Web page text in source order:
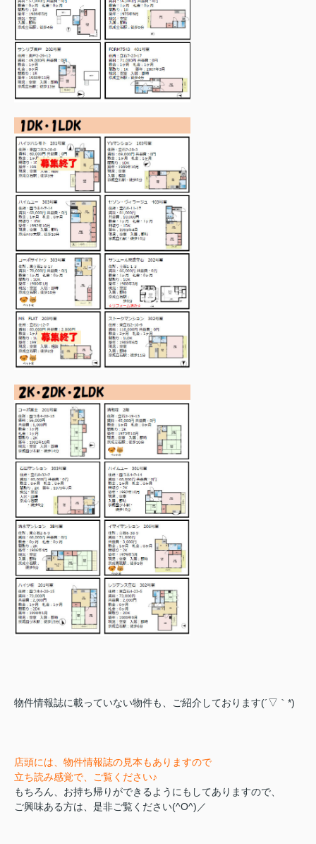
物件情報誌に載っていない物件も、ご紹介しております(´▽｀*)
店頭には、物件情報誌の見本もありますので
立ち読み感覚で、ご覧ください♪
もちろん、お持ち帰りができるようにもしてありますので、
ご興味ある方は、是非ご覧ください(^O^)／